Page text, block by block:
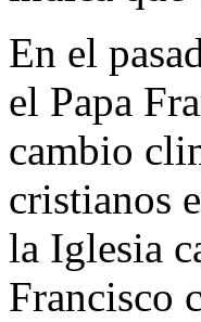
En el
el Papa
cambio
cristianos
la Iglesia
Francisco